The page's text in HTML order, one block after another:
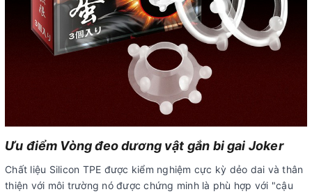
Ưu điểm Vòng đeo dương vật gắn bi gai Joker
Chất liệu Silicon TPE được kiểm nghiệm cực kỳ dẻo dai và thân
thiện với môi trường nó được chứng minh là phù hợp với "cậu